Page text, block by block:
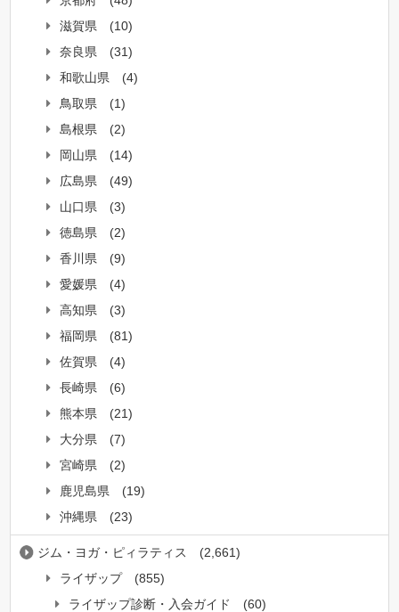
滋賀県
(10)
奈良県
(31)
和歌山県
(4)
鳥取県
(1)
島根県
(2)
岡山県
(14)
広島県
(49)
山口県
(3)
徳島県
(2)
香川県
(9)
愛媛県
(4)
高知県
(3)
福岡県
(81)
佐賀県
(4)
長崎県
(6)
熊本県
(21)
大分県
(7)
宮崎県
(2)
鹿児島県
(19)
沖縄県
(23)
ジム・ヨガ・ピィラティス
(2,661)
ライザップ
(855)
ライザップ診断・入会ガイド
(60)